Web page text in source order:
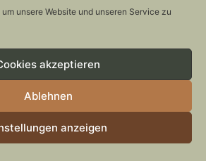
unsere Website und unseren Service zu
akzeptieren
Ablehnen
anzeigen
"Stylepeacock" existiert seit
der Jahre haben sich mein
die Schwerpunkte auf dem
und verändert. Mittlerweile
2018 als freie Texterin und